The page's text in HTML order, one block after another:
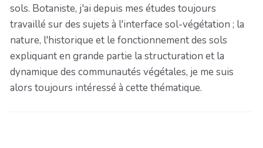
sols. Botaniste, j'ai depuis mes études toujours
travaillé sur des sujets à l'interface sol-végétation ; la
nature, l'historique et le fonctionnement des sols
expliquant en grande partie la structuration et la
dynamique des communautés végétales, je me suis
alors toujours intéressé à cette thématique.